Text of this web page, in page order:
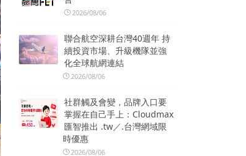
2026/08/06
聯合航空深耕台灣40週年 持
續投資市場、升級機隊並強
化全球航網連結
2026/08/06
社群觸及會變，品牌入口要
掌握在自己手上：Cloudmax
匯智推出 .tw／.台灣網域限
時優惠
2026/08/06